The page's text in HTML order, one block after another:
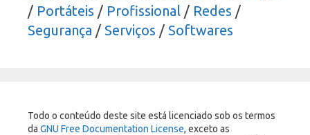
/ Portáteis / Profissional / Redes /
Segurança / Serviços / Softwares
Todo o conteúdo deste site está licenciado sob os termos
da GNU Free Documentation License, exceto as